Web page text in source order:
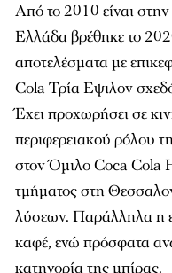
Από το 2010 είναι
Ελλάδα βρέθηκε το
αποτελέσµατα µε
Cola Τρία Εψιλον
Έχει προχωρήσει σε
περιφερειακού ρόλου
στον Όµιλο Coca Cola
τµήµατος στη
λύσεων. Παράλληλα η
καφέ, ενώ πρόσφατα
κατηγορία της µπίρας.